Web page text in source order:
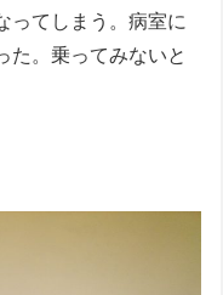
ってしまう。病室に
た。乗ってみないと